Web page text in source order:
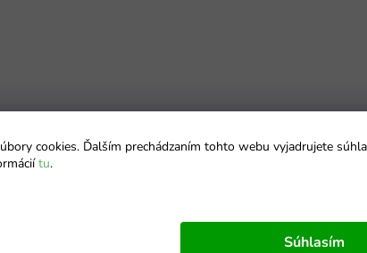
cookies. Ďalším prechádzaním tohto webu vyjadrujete
tu.
Súhlasím